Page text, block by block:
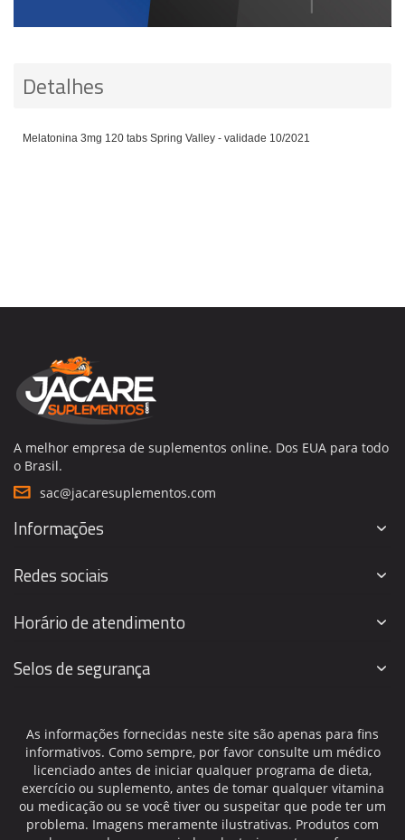
Detalhes
Melatonina 3mg 120 tabs Spring Valley - validade 10/2021
A melhor empresa de suplementos online. Dos EUA para todo
o Brasil.
sac@jacaresuplementos.com
Informações
Redes sociais
Horário de atendimento
Selos de segurança
As informações fornecidas neste site são apenas para fins
informativos. Como sempre, por favor consulte um médico
licenciado antes de iniciar qualquer programa de dieta,
exercício ou suplemento, antes de tomar qualquer vitamina
ou medicação ou se você tiver ou suspeitar que pode ter um
problema. Imagens meramente ilustrativas. Produtos com